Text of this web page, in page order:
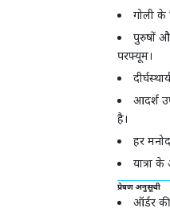
गोली के
पुरुषों
परफ्यूम।
आदर्श
है।
हर
यात्रा
प्रेषण अनुसूची
ऑर्डर